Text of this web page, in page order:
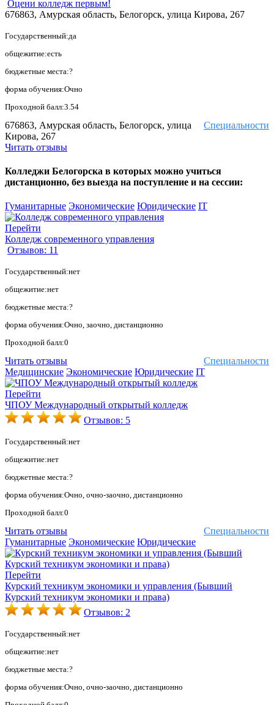
Оцени колледж первым!
676863, Амурская область, Белогорск, улица Кирова, 267
Государственный:да
общежитие:есть
бюджетные места:?
форма обучения:Очно
Проходной балл:3.54
Специальности
676863, Амурская область, Белогорск, улица
Кирова, 267
Читать отзывы
Колледжи Белогорска в которых можно учиться
дистанционно, без выезда на поступление и на сессии:
Гуманитарные Экономические Юридические IT
Перейти
Колледж современного управления
Отзывов: 11
Государственный:нет
общежитие:нет
бюджетные места:?
форма обучения:Очно, заочно, дистанционно
Проходной балл:0
Специальности
Читать отзывы
Медицинские Экономические Юридические IT
Перейти
ЧПОУ Международный открытый колледж
Отзывов: 5
Государственный:нет
общежитие:нет
бюджетные места:?
форма обучения:Очно, очно-заочно, дистанционно
Проходной балл:0
Специальности
Читать отзывы
Гуманитарные Экономические Юридические
Перейти
Курский техникум экономики и управления (Бывший
Курский техникум экономики и права)
Отзывов: 2
Государственный:нет
общежитие:нет
бюджетные места:?
форма обучения:Очно, очно-заочно, дистанционно